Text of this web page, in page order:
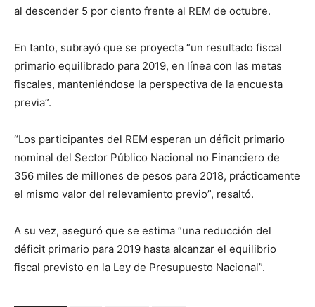
al descender 5 por ciento frente al REM de octubre.
En tanto, subrayó que se proyecta “un resultado fiscal
primario equilibrado para 2019, en línea con las metas
fiscales, manteniéndose la perspectiva de la encuesta
previa”.
“Los participantes del REM esperan un déficit primario
nominal del Sector Público Nacional no Financiero de
356 miles de millones de pesos para 2018, prácticamente
el mismo valor del relevamiento previo”, resaltó.
A su vez, aseguró que se estima “una reducción del
déficit primario para 2019 hasta alcanzar el equilibrio
fiscal previsto en la Ley de Presupuesto Nacional”.